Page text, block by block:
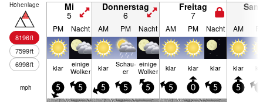
Höhenlage
8196ft
7599ft
6998ft
Mi
5
Donnerstag
6
Freitag
7
PM Nacht AM PM Nacht AM PM Nacht AM
klar einige
Wolken klar Schau­
er
einige
Wolken klar klar klar klar
mph 5 5 5 5 5 5 0 5 5